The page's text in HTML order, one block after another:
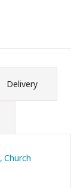
Delivery
Church